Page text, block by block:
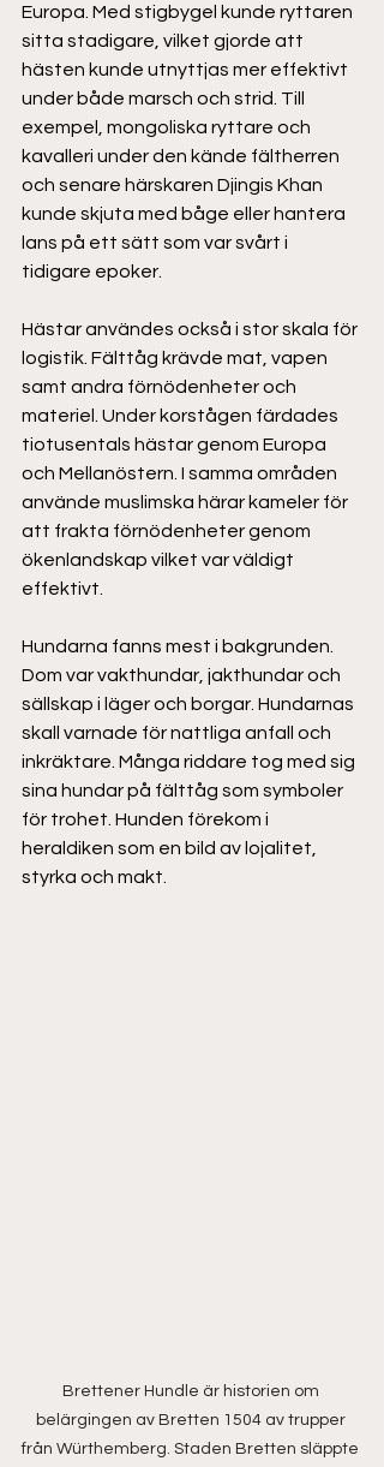
Europa. Med stigbygel kunde ryttaren
sitta stadigare, vilket gjorde att
hästen kunde utnyttjas mer effektivt
under både marsch och strid. Till
exempel, mongoliska ryttare och
kavalleri under den kände fältherren
och senare härskaren Djingis Khan
kunde skjuta med båge eller hantera
lans på ett sätt som var svårt i
tidigare epoker.
Hästar användes också i stor skala för
logistik. Fälttåg krävde mat, vapen
samt andra förnödenheter och
materiel. Under korstågen färdades
tiotusentals hästar genom Europa
och Mellanöstern. I samma områden
använde muslimska härar kameler för
att frakta förnödenheter genom
ökenlandskap vilket var väldigt
effektivt.
Hundarna fanns mest i bakgrunden.
Dom var vakthundar, jakthundar och
sällskap i läger och borgar. Hundarnas
skall varnade för nattliga anfall och
inkräktare. Många riddare tog med sig
sina hundar på fälttåg som symboler
för trohet. Hunden förekom i
heraldiken som en bild av lojalitet,
styrka och makt.
Brettener Hundle är historien om
belärgingen av Bretten 1504 av trupper
från Würthemberg. Staden Bretten släppte